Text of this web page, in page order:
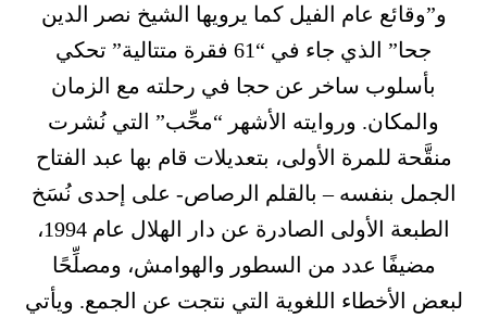
و”وقائع عام الفيل كما يرويها الشيخ نصر الدين
جحا” الذي جاء في “61 فقرة متتالية” تحكي
بأسلوب ساخر عن حجا في رحلته مع الزمان
والمكان. وروايته الأشهر “محِّب” التي نُشرت
منقَّحة للمرة الأولى، بتعديلات قام بها عبد الفتاح
الجمل بنفسه – بالقلم الرصاص- على إحدى نُسَخ
الطبعة الأولى الصادرة عن دار الهلال عام 1994،
مضيفًا عدد من السطور والهوامش، ومصلِّحًا
لبعض الأخطاء اللغوية التي نتجت عن الجمع. ويأتي